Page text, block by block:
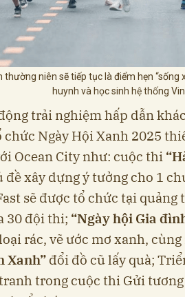
thường niên sẽ tiếp tục là điểm hẹn “sống
huynh và học sinh hệ thống
trải nghiệm hấp dẫn
chức Ngày Hội Xanh 2025
Ocean City như: cuộc thi
đề xây dựng ý tưởng cho 1
sẽ được tổ chức tại quảng
30 đội thi; “Ngày hội Gia
rác, vẽ ước mơ xanh,
Xanh” đổi đồ cũ lấy quà;
trong cuộc thi Gửi